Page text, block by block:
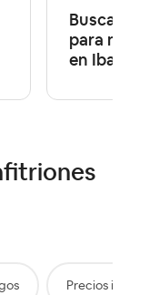
Busca
para
en Ibagu...
Precios